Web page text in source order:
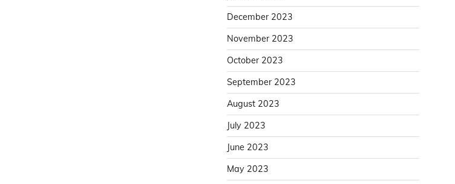
December 2023
November 2023
October 2023
September 2023
August 2023
July 2023
June 2023
May 2023